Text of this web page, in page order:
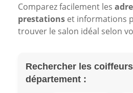
Comparez facilement les
prestations et informations
trouver le salon idéal selon
Rechercher les
département :